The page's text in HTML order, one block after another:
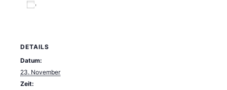
DETAILS
Datum:
23. November
Zeit: